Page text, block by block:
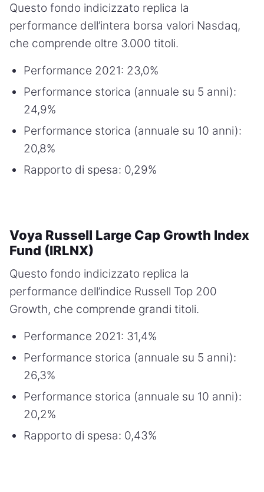
Questo fondo indicizzato replica la
performance dell’intera borsa valori Nasdaq,
che comprende oltre 3.000 titoli.
Performance 2021: 23,0%
Performance storica (annuale su 5 anni):
24,9%
Performance storica (annuale su 10 anni):
20,8%
Rapporto di spesa: 0,29%
Voya Russell Large Cap Growth Index
Fund (IRLNX)
Questo fondo indicizzato replica la
performance dell’indice Russell Top 200
Growth, che comprende grandi titoli.
Performance 2021: 31,4%
Performance storica (annuale su 5 anni):
26,3%
Performance storica (annuale su 10 anni):
20,2%
Rapporto di spesa: 0,43%